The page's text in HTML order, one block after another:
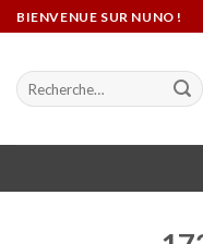
Skip
to
content
BIENVENUE SUR NUNO !
Recherche
pour :